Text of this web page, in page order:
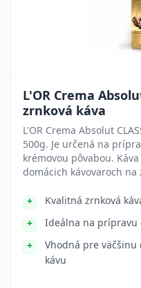
L'OR Crema
zrnková káva
L'OR Crema Absolut
500g. Je určená na
krémovou pôvabou.
domácich kávovaroch na
Kvalitná zrnková
Ideálna na prípravu
Vhodná pre väčšinu
kávu